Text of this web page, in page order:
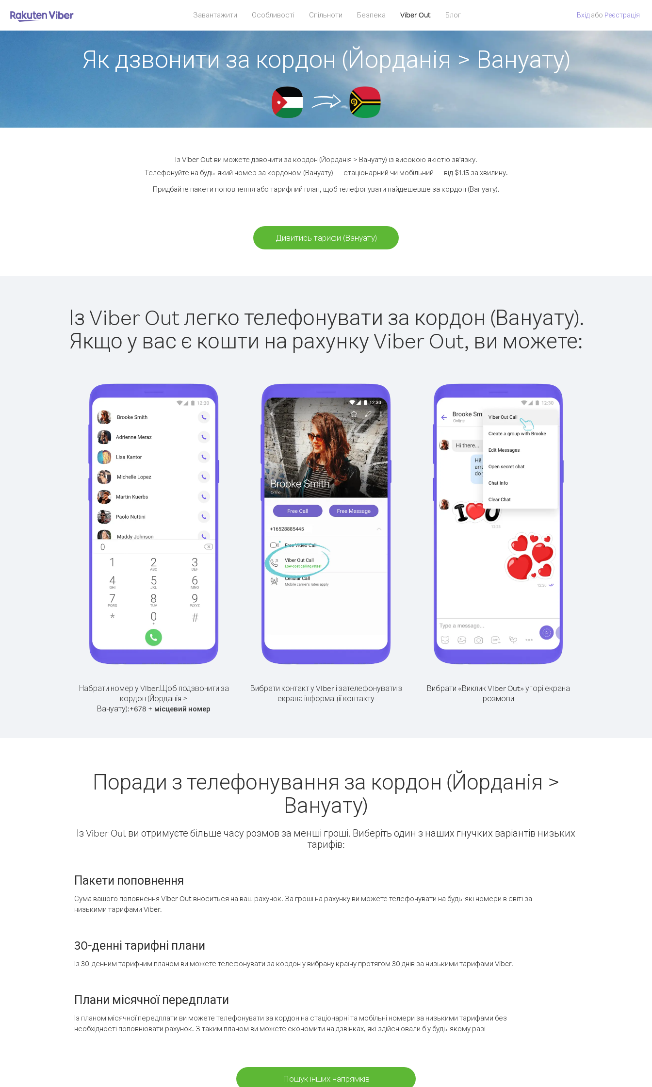
Завантажити Особливості Спільноти Безпека Viber Out Блог Вхід або Pеєстрація
Як дзвонити за кордон (Йорданія > Вануату)
Із Viber Out ви можете дзвонити за кордон (Йорданія > Вануату) із високою якістю зв'язку.
Телефонуйте на будь-який номер за кордоном (Вануату) — стаціонарний чи мобільний — від $1.15 за хвилину.
Придбайте пакети поповнення або тарифний план, щоб телефонувати найдешевше за кордон (Вануату).
Дивитись тарифи (Вануату)
Із Viber Out легко телефонувати за кордон (Вануату).
Якщо у вас є кошти на рахунку Viber Out, ви можете:
Набрати номер у Viber.Щоб подзвонити за
кордон (Йорданія >
Вануату):+678 + місцевий номер
Вибрати контакт у Viber і зателефонувати з
екрана інформації контакту
Вибрати «Виклик Viber Out» угорі екрана
розмови
Поради з телефонування за кордон (Йорданія >
Вануату)
Із Viber Out ви отримуєте більше часу розмов за менші гроші. Виберіть один з наших гнучких варіантів низьких
тарифів:
Пакети поповнення
Сума вашого поповнення Viber Out вноситься на ваш рахунок. За гроші на рахунку ви можете телефонувати на будь-які номери в світі за
низькими тарифами Viber.
30-денні тарифні плани
Із 30-денним тарифним планом ви можете телефонувати за кордон у вибрану країну протягом 30 днів за низькими тарифами Viber.
Плани місячної передплати
Із планом місячної передплати ви можете телефонувати за кордон на стаціонарні та мобільні номери за низькими тарифами без
необхідності поповнювати рахунок. З таким планом ви можете економити на дзвінках, які здійснювали б у будь-якому разі
Пошук інших напрямків